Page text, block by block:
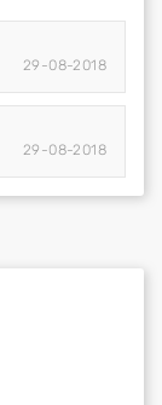
29-08-2018
29-08-2018